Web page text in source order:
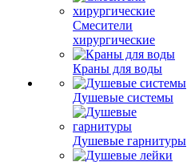
Смесители
хирургические
Краны для воды
Душевые системы
Душевые гарнитуры